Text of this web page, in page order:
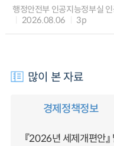
행정안전부 인공지능정부실
2026.08.06
3p
많이 본 자료
경제정책정보
『2026년 세제개편안』